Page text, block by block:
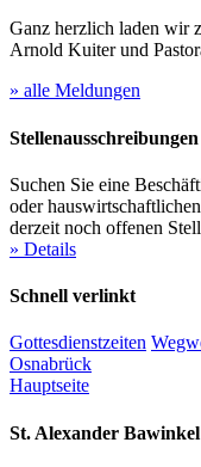
Ganz herzlich laden wir
Arnold Kuiter und
» alle Meldungen
Stellenausschreibungen
Suchen Sie eine
oder
derzeit noch offenen
» Details
Schnell verlinkt
Gottesdienstzeiten
Osnabrück
Hauptseite
St. Alexander Bawinkel